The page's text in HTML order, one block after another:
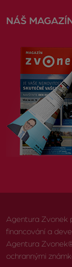
NÁŠ MAGAZÍN
Agentura Zvonek
financování a
Agentura
ochrannými